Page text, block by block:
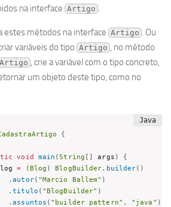
na interface Artigo .
estes métodos na interface Artigo . Ou
variáveis do tipo Artigo , no método
, crie a variável com o tipo concreto,
um objeto deste tipo, como no
{
void main (String [ ] args )
{
= (Blog ) BlogBuilder. builder( )
.autor( "Marcio Ballem" )
.titulo ( "BlogBuilder" )
.assuntos ( "builder pattern" , "java" )